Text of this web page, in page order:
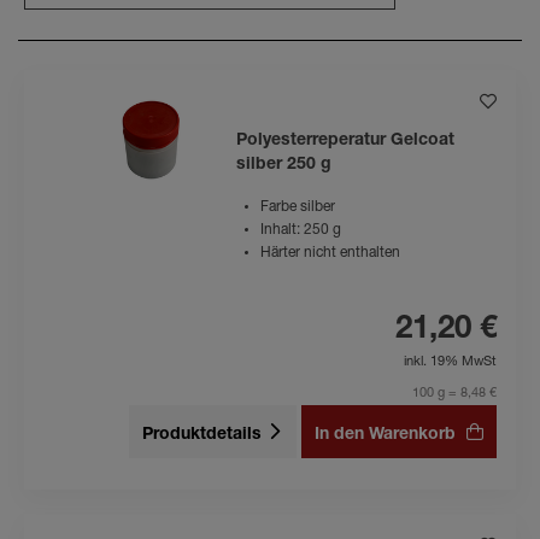
Polyesterreperatur Gelcoat
silber 250 g
Farbe silber
Inhalt: 250 g
Härter nicht enthalten
21,20 €
inkl. 19% MwSt
100 g = 8,48 €
Produktdetails In den Warenkorb